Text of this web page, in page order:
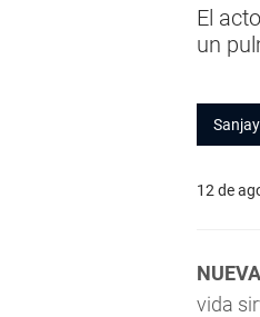
El
un
12 de
vida